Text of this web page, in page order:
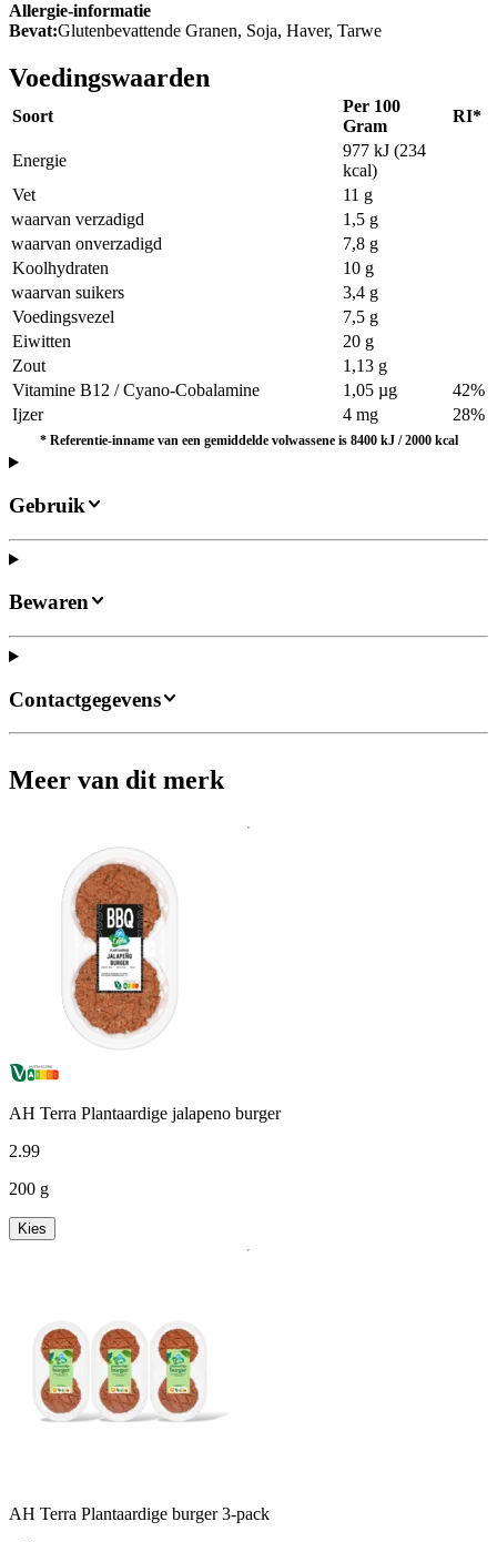
Allergie-informatie
Bevat:Glutenbevattende Granen, Soja, Haver, Tarwe
Voedingswaarden
Soort
Per 100
Gram
RI*
Energie
977 kJ (234
kcal)
Vet
11 g
waarvan verzadigd
1,5 g
waarvan onverzadigd
7,8 g
Koolhydraten
10 g
waarvan suikers
3,4 g
Voedingsvezel
7,5 g
Eiwitten
20 g
Zout
1,13 g
Vitamine B12 / Cyano-Cobalamine
1,05 µg
42%
Ijzer
4 mg 28%
* Referentie-inname van een gemiddelde volwassene is 8400 kJ / 2000 kcal
Gebruik
Bewaren
Contactgegevens
Meer van dit merk
AH Terra Plantaardige jalapeno burger
2.99
200 g
Kies
AH Terra Plantaardige burger 3-pack